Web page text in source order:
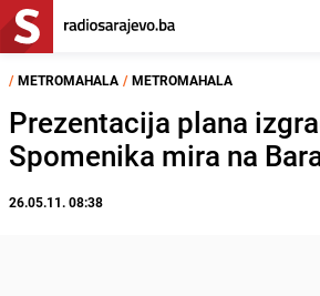
/ METROMAHALA / METROMAHALA
Prezentacija plana
Spomenika mira na
26.05.11. 08:38